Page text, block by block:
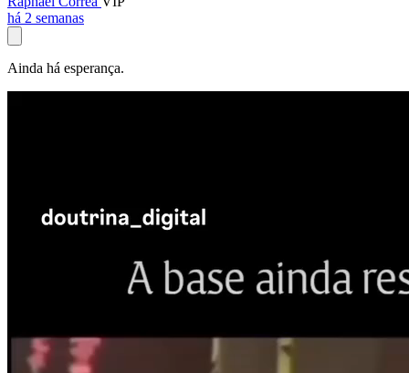
há 2 semanas
Ainda há esperança.